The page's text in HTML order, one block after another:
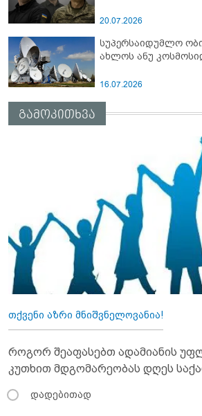
20.07.2026
სუპერსაიდუმლო
16.07.2026
გამოკითხვა
თქვენი აზრი მნიშვნელოვანია!
როგორ შეაფასებთ ადამიანის
კუთხით მდგომარეობას დღეს
დადებითად